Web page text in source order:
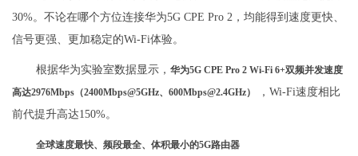
30%。不论在哪个方位连接华为5G CPE Pro 2，均能得到速度更快、
信号更强、更加稳定的Wi-Fi体验。
根据华为实验室数据显示， 华为5G CPE Pro 2 Wi-Fi 6+双频并发速度
高达2976Mbps（2400Mbps@5GHz、600Mbps@2.4GHz）
，Wi-Fi速度相比
前代提升高达150%。
全球速度最快、频段最全、体积最小的5G路由器